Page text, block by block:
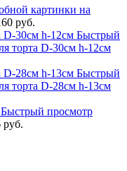
картинки на
руб.
Быстрый
торта D-30см h-12см
Быстрый
торта D-28см h-13см
Быстрый просмотр
руб.